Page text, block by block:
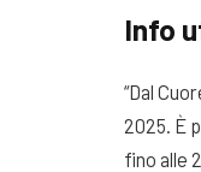
Info
“Dal
2025. È
fino alle